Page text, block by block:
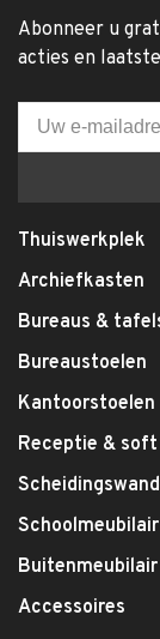
Abonneer u
acties en
Thuiswerkplek
Archiefkasten
Bureaus &
Bureaustoelen
Kantoorstoelen
Receptie &
Schoolmeubilair
Buitenmeubilair
Accessoires